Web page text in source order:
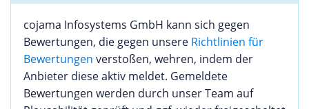
cojama Infosystems GmbH kann sich gegen
Bewertungen, die gegen unsere Richtlinien für
Bewertungen verstoßen, wehren, indem der
Anbieter diese aktiv meldet. Gemeldete
Bewertungen werden durch unser Team auf